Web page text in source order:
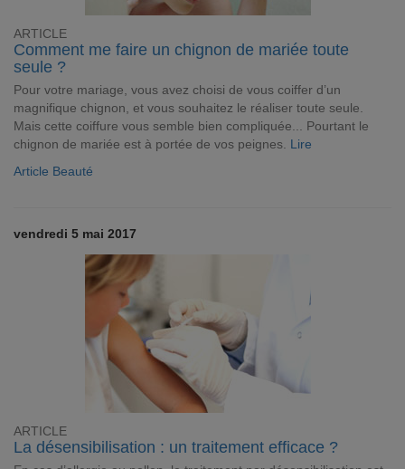
ARTICLE
Comment me faire un chignon de mariée toute
seule ?
Pour votre mariage, vous avez choisi de vous coiffer d’un
magnifique chignon, et vous souhaitez le réaliser toute seule.
Mais cette coiffure vous semble bien compliquée... Pourtant le
chignon de mariée est à portée de vos peignes. Lire
Article Beauté
vendredi 5 mai 2017
ARTICLE
La désensibilisation : un traitement efficace ?